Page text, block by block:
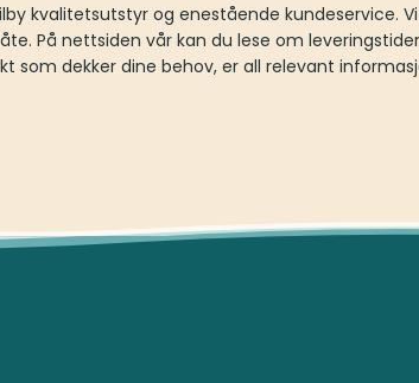
kvalitetsutstyr og enestående kundeservice.
På nettsiden vår kan du lese om
som dekker dine behov, er all relevant